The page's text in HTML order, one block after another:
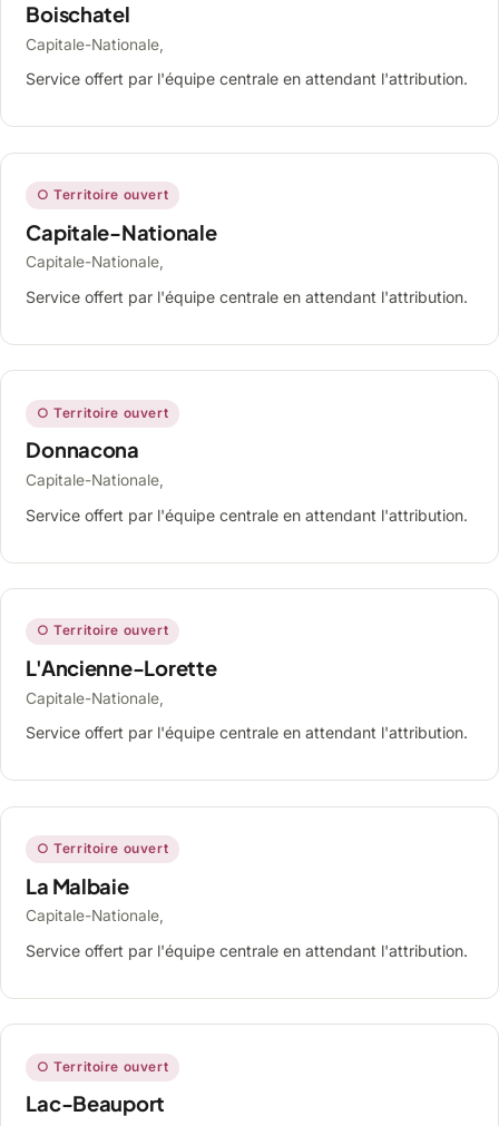
Boischatel
Capitale-Nationale,
Service offert par l'équipe centrale en attendant l'attribution.
○ Territoire ouvert
Capitale-Nationale
Capitale-Nationale,
Service offert par l'équipe centrale en attendant l'attribution.
○ Territoire ouvert
Donnacona
Capitale-Nationale,
Service offert par l'équipe centrale en attendant l'attribution.
○ Territoire ouvert
L'Ancienne-Lorette
Capitale-Nationale,
Service offert par l'équipe centrale en attendant l'attribution.
○ Territoire ouvert
La Malbaie
Capitale-Nationale,
Service offert par l'équipe centrale en attendant l'attribution.
○ Territoire ouvert
Lac-Beauport